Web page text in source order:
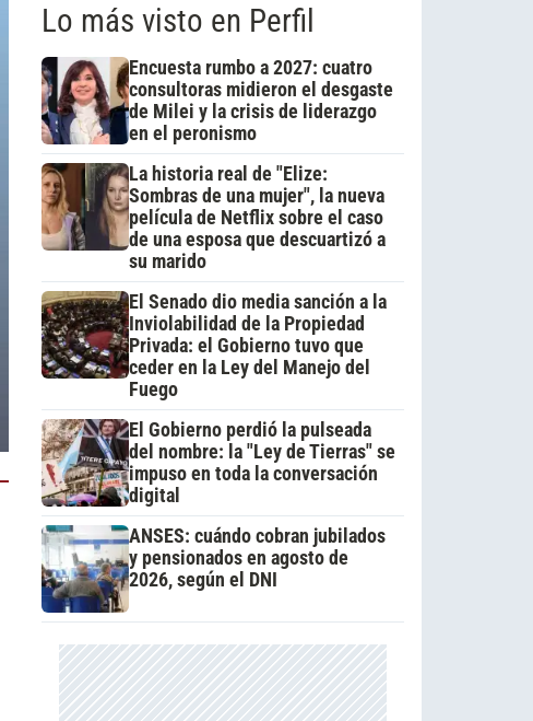
Lo más visto en Perfil
Encuesta rumbo a 2027: cuatro
consultoras midieron el desgaste
de Milei y la crisis de liderazgo
en el peronismo
La historia real de "Elize:
Sombras de una mujer", la nueva
película de Netflix sobre el caso
de una esposa que descuartizó a
su marido
El Senado dio media sanción a la
Inviolabilidad de la Propiedad
Privada: el Gobierno tuvo que
ceder en la Ley del Manejo del
Fuego
El Gobierno perdió la pulseada
del nombre: la "Ley de Tierras" se
impuso en toda la conversación
digital
ANSES: cuándo cobran jubilados
y pensionados en agosto de
2026, según el DNI